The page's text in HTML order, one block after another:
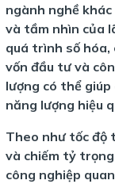
ngành nghề
và tầm nhìn của
quá trình số hóa,
vốn đầu tư và
lượng có thể
năng lượng hiệu
Theo như tốc độ
và chiếm tỷ
công nghiệp